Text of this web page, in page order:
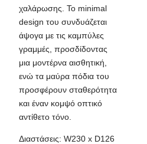
χαλάρωσης. Το minimal
design του συνδυάζεται
άψογα με τις καμπύλες
γραμμές, προσδίδοντας
μια μοντέρνα αισθητική,
ενώ τα μαύρα πόδια του
προσφέρουν σταθερότητα
και έναν κομψό οπτικό
αντίθετο τόνο.
Διαστάσεις:W230 x D126